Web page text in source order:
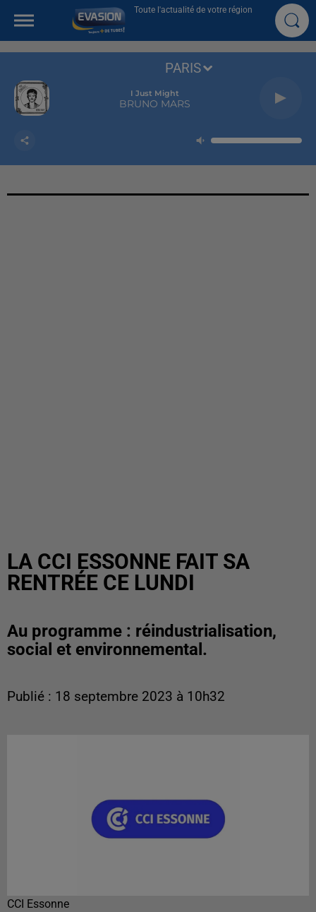
Toute l'actualité de votre région
I Just Might
BRUNO MARS
PARIS
LA CCI ESSONNE FAIT SA
RENTRÉE CE LUNDI
Au programme : réindustrialisation,
social et environnemental.
Publié : 18 septembre 2023 à 10h32
CCI Essonne